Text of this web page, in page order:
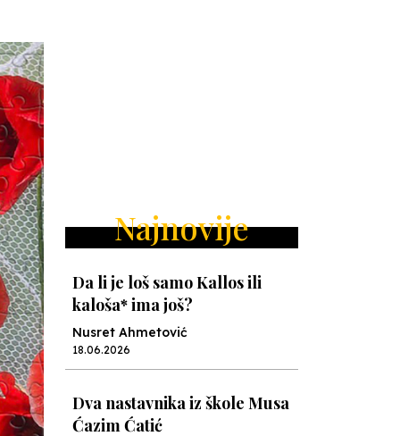
Najnovije
Da li je loš samo Kallos ili
kaloša* ima još?
Nusret Ahmetović
18.06.2026
Dva nastavnika iz škole Musa
Ćazim Ćatić